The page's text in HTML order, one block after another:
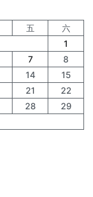
五
六
1
7
8
14
15
21
22
28
29